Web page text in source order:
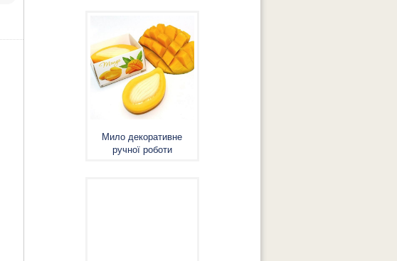
Мило декоративне
ручної роботи